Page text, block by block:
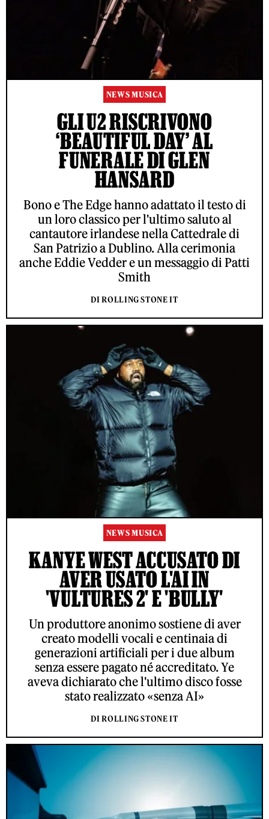
NEWS MUSICA
GLI U2 RISCRIVONO
‘BEAUTIFUL DAY’ AL
FUNERALE DI GLEN
HANSARD
Bono e The Edge hanno adattato il testo di
un loro classico per l'ultimo saluto al
cantautore irlandese nella Cattedrale di
San Patrizio a Dublino. Alla cerimonia
anche Eddie Vedder e un messaggio di Patti
Smith
DI ROLLING STONE IT
NEWS MUSICA
KANYE WEST ACCUSATO DI
AVER USATO L'AI IN
'VULTURES 2' E 'BULLY'
Un produttore anonimo sostiene di aver
creato modelli vocali e centinaia di
generazioni artificiali per i due album
senza essere pagato né accreditato. Ye
aveva dichiarato che l'ultimo disco fosse
stato realizzato «senza AI»
DI ROLLING STONE IT